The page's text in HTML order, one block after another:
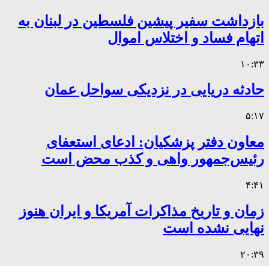
بازداشت سفیر پیشین فلسطین در لبنان به
اتهام فساد و اختلاس اموال
۱۰:۳۳
حادثه دریایی در نزدیکی سواحل عمان
۵:۱۷
معاون دفتر پزشکیان: ادعای استعفای
رئیس‌جمهور واهی و کذب محض است
۴:۴۱
زمان و تاریخ مذاکرات آمریکا و ایران هنوز
نهایی نشده است
۲۰:۳۹